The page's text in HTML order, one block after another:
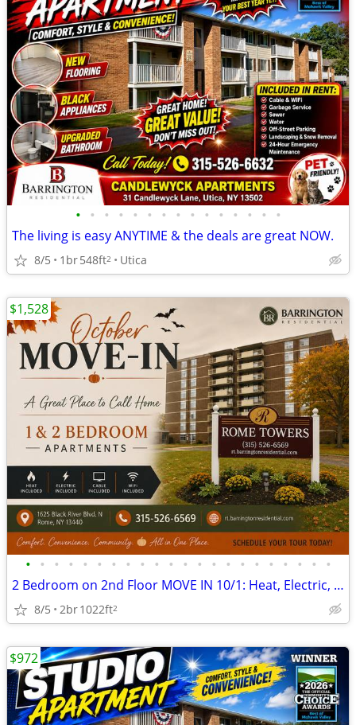
• • • • • • • • • • • • • • •
The living is easy ANYTIME & the deals are great NOW.
8/5 1br548ft2 Utica
• • • • • • • • • • • • • • • • • • • • • •
2 Bedroom on 2nd Floor MOVE IN 10/1: Heat, Electric, Cable & WiFi Incl
8/5 2br1022ft2
$1,528
$972